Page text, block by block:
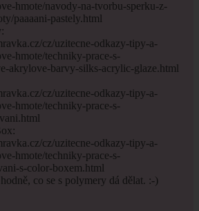
hmote/navody-na-tvorbu-sperku-z-
paaaani-pastely.html
cz/uzitecne-odkazy-tipy-a-
hmote/techniky-prace-s-
akrylove-barvy-silks-acrylic-glaze.html
cz/uzitecne-odkazy-tipy-a-
hmote/techniky-prace-s-
cz/uzitecne-odkazy-tipy-a-
hmote/techniky-prace-s-
s-color-boxem.html
co se s polymery dá dělat. :-)